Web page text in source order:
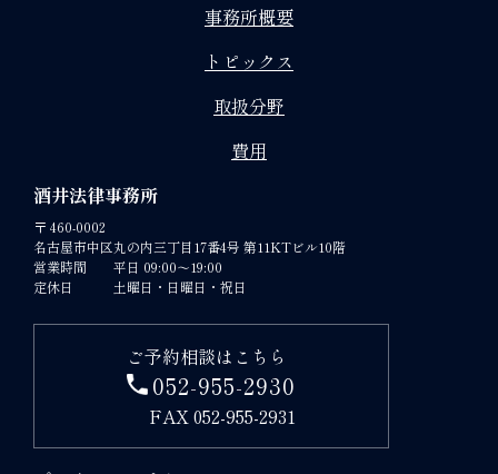
酒井法律事務所
〒 460-0002
名古屋市中区丸の内三丁目17番4号 第11KTビル10階
営業時間
平日 09:00～19:00
定休日
土曜日・日曜日・祝日
ご予約相談はこちら
052-955-2930
FAX 052-955-2931
事務所概要
トピックス
取扱分野
費用